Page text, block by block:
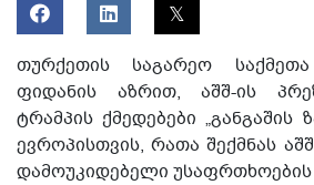
თურქეთის საგარეო
ფიდანის აზრით, აშშ-ის
ტრამპის ქმედებები „განგაშის
ევროპისთვის, რათა შექმნას
დამოუკიდებელი უსაფრთხოების